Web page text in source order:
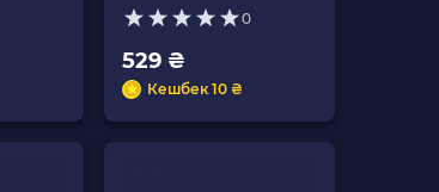
White
0
529 ₴
Кешбек 10 ₴